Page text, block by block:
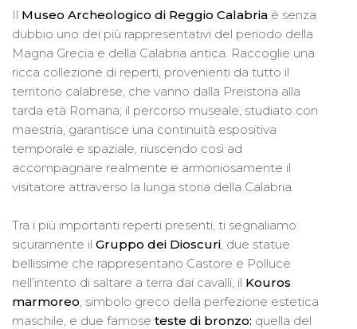
Il Museo Archeologico di Reggio Calabria è senza
dubbio uno dei più rappresentativi del periodo della
Magna Grecia e della Calabria antica. Raccoglie una
ricca collezione di reperti, provenienti da tutto il
territorio calabrese, che vanno dalla Preistoria alla
tarda età Romana; il percorso museale, studiato con
maestria, garantisce una continuità espositiva
temporale e spaziale, riuscendo così ad
accompagnare realmente e armoniosamente il
visitatore attraverso la lunga storia della Calabria.
Tra i più importanti reperti presenti, ti segnaliamo
sicuramente il Gruppo dei Dioscuri , due statue
bellissime che rappresentano Castore e Polluce
nell’intento di saltare a terra dai cavalli, il Kouros
marmoreo , simbolo greco della perfezione estetica
maschile, e due famose teste di bronzo: quella del